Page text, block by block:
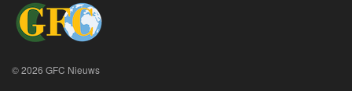
© 2026 GFC Nieuws